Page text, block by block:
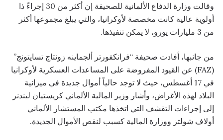
وقالت وزارة الدفاع الألمانية للصحيفة إن أكثر من 30 إجراءً ذا
أولوية عالية كانت مخصصة لأوكرانيا، والتي يبلغ مجموعها أكثر
من 3 مليارات يورو، لا يمكن تنفيذها.
من جانبها، أفادت صحيفة “فرانكفورتر ألجماينه زونتاج تسايتونج”
(FAZ) عن القيود المفروضة على المساعدات العسكرية لأوكرانيا
في 17 أغسطس، حيث لا توجد حالياً أموال جديدة في ميزانية
البلاد لهذه الأغراض، وأشار وزير المالية الألماني كريستيان ليندنر
إلى إجراءات التقشف التي اتخذها مكتب المستشار الألماني
أولاف شولتز ووزارة المالية كسبب لنقص الأموال الجديدة.